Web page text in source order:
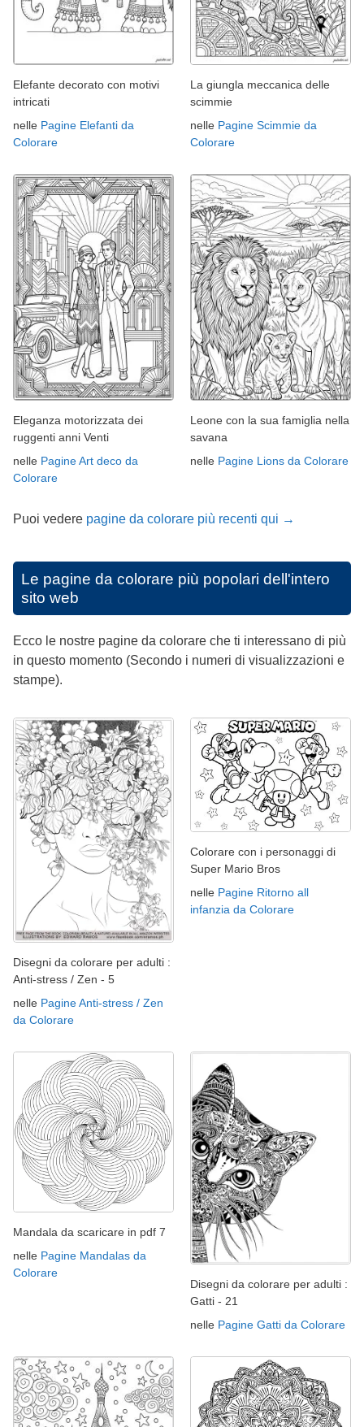
Elefante decorato con motivi
intricati
nelle Pagine Elefanti da
Colorare
La giungla meccanica delle
scimmie
nelle Pagine Scimmie da
Colorare
Eleganza motorizzata dei
ruggenti anni Venti
nelle Pagine Art deco da
Colorare
Leone con la sua famiglia nella
savana
nelle Pagine Lions da Colorare
Puoi vedere pagine da colorare più recenti qui →
Le pagine da colorare più popolari dell'intero
sito web
Ecco le nostre pagine da colorare che ti interessano di più
in questo momento (Secondo i numeri di visualizzazioni e
stampe).
Disegni da colorare per adulti :
Anti-stress / Zen - 5
nelle Pagine Anti-stress / Zen
da Colorare
Colorare con i personaggi di
Super Mario Bros
nelle Pagine Ritorno all
infanzia da Colorare
Mandala da scaricare in pdf 7
nelle Pagine Mandalas da
Colorare
Disegni da colorare per adulti :
Gatti - 21
nelle Pagine Gatti da Colorare